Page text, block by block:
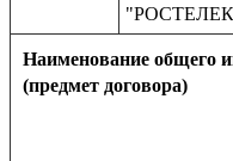
Наименование общего
(предмет договора)